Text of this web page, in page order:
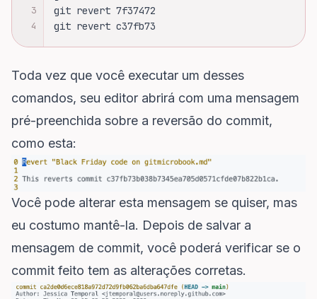
3 git revert 7f37472
4 git revert c37fb73
Toda vez que você executar um desses
comandos, seu editor abrirá com uma mensagem
pré-preenchida sobre a reversão do commit,
como esta:
Você pode alterar esta mensagem se quiser, mas
eu costumo mantê-la. Depois de salvar a
mensagem de commit, você poderá verificar se o
commit feito tem as alterações corretas.